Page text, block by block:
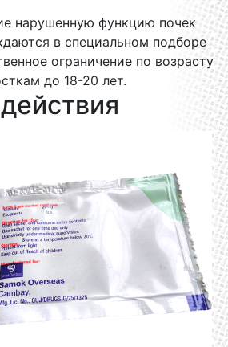
нарушенную функцию почек
в специальном подборе
ограничение по возрасту
до 18-20 лет.